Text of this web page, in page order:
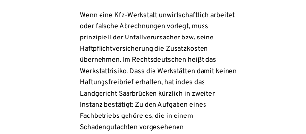
Wenn eine Kfz-Werkstatt unwirtschaftlich arbeitet
oder falsche Abrechnungen vorlegt, muss
prinzipiell der Unfallverursacher bzw. seine
Haftpflichtversicherung die Zusatzkosten
übernehmen. Im Rechtsdeutschen heißt das
Werkstattrisiko. Dass die Werkstätten damit keinen
Haftungsfreibrief erhalten, hat indes das
Landgericht Saarbrücken kürzlich in zweiter
Instanz bestätigt: Zu den Aufgaben eines
Fachbetriebs gehöre es, die in einem
Schadengutachten vorgesehenen